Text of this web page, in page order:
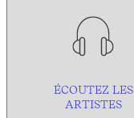
ÉCOUTEZ LES
ARTISTES